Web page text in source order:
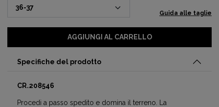
Guida alle taglie
AGGIUNGI AL CARRELLO
Specifiche del prodotto
CR.208546
Procedi a passo spedito e domina il terreno. La